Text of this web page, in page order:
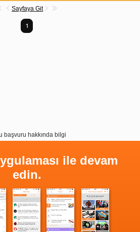
Sayfaya Git
1
başvuru hakkında bilgi
ile devam
edin.